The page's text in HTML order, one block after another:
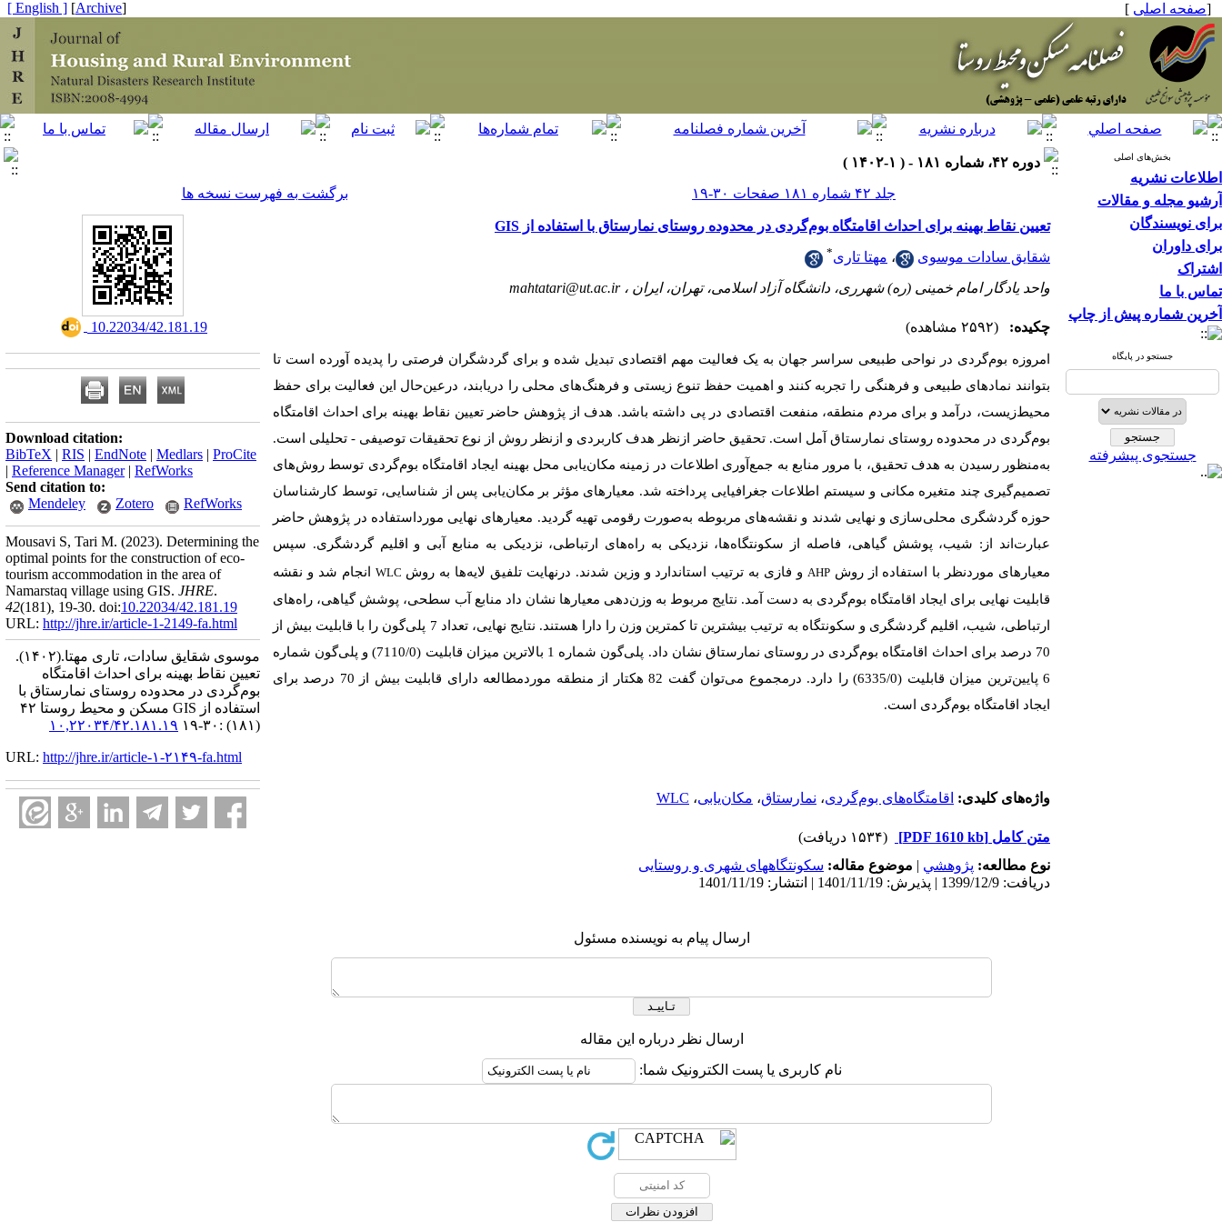
[صفحه اصلی ]
[
Archive
]
[ English ]
بخش‌های اصلی
اطلاعات نشریه
آرشیو مجله و مقالات
برای نویسندگان
برای داوران
اشتراک
تماس با ما
آخرین شماره پیش از چاپ
جستجو در پایگاه
جستجوی پیشرفته
دوره ۴۲، شماره ۱۸۱ - ( ۱-۱۴۰۲ )
جلد ۴۲ شماره ۱۸۱ صفحات ۳۰-۱۹
برگشت به فهرست نسخه ها
تعیین نقاط بهینه برای احداث اقامتگاه بوم‌گردی در محدوده روستای نمارستاق با استفاده از GIS
شقایق سادات موسوی ، مهتا تاری*
واحد یادگار امام خمینی (ره) شهرری، دانشگاه آزاد اسلامی، تهران، ایران ،mahtatari@ut.ac.ir
چکیده: (۲۵۹۲ مشاهده)
امروزه بوم‌گردی در نواحی طبیعی سراسر جهان به یک فعالیت مهم اقتصادی تبدیل شده و برای گردشگران فرصتی را پدیده آورده است تا
بتوانند نمادهای طبیعی و فرهنگی را تجربه کنند و اهمیت حفظ تنوع زیستی و فرهنگ‌های محلی را دریابند، درعین‌حال این فعالیت برای حفظ
محیط‌زیست، درآمد و برای مردم منطقه، منفعت اقتصادی در پی داشته باشد. هدف از پژوهش حاضر تعیین نقاط بهینه برای احداث اقامتگاه
بوم‌گردی در محدوده روستای نمارستاق آمل است. تحقیق حاضر ازنظر هدف کاربردی و ازنظر روش از نوع تحقیقات توصیفی - تحلیلی است.
به‌منظور رسیدن به هدف تحقیق، با مرور منابع به جمع‌آوری اطلاعات در زمینه مکان‌یابی محل بهینه ایجاد اقامتگاه بوم‌گردی توسط روش‌های
تصمیم‌گیری چند متغیره مکانی و سیستم اطلاعات جغرافیایی پرداخته شد. معیارهای مؤثر بر مکان‌یابی پس از شناسایی، توسط کارشناسان
حوزه گردشگری محلی‌سازی و نهایی شدند و نقشه‌های مربوطه به‌صورت رقومی تهیه گردید. معیارهای نهایی مورداستفاده در پژوهش حاضر
عبارت‌اند از: شیب، پوشش گیاهی، فاصله از سکونتگاه‌ها، نزدیکی به راه‌های ارتباطی، نزدیکی به منابع آبی و اقلیم گردشگری. سپس
معیارهای موردنظر با استفاده از روشAHP و فازی به ترتیب استاندارد و وزین ‌شدند. درنهایت تلفیق لایه‌ها به روش WLC
انجام شد و نقشه
قابلیت نهایی برای ایجاد اقامتگاه بوم‌گردی به دست آمد. نتایج مربوط به وزن‌دهی معیارها نشان داد منابع آب سطحی، پوشش گیاهی، راه‌های
ارتباطی، شیب، اقلیم گردشگری و سکونتگاه به ترتیب بیشترین تا کمترین وزن را دارا هستند. نتایج نهایی، تعداد 7 پلی‌گون را با قابلیت بیش از
70 درصد برای احداث اقامتگاه بوم‌گردی در روستای نمارستاق نشان داد. پلی‌گون شماره 1 بالاترین میزان قابلیت (7110/0) و پلی‌گون شماره
6 پایین‌ترین میزان قابلیت (6335/0) را دارد. درمجموع می‌توان گفت 82 هکتار از منطقه موردمطالعه دارای قابلیت بیش از 70 درصد برای
ایجاد اقامتگاه بوم‌گردی است.
واژه‌های کلیدی: اقامتگاه‌های بوم‌گردی، نمارستاق، مکان‌یابی، WLC
متن کامل [PDF 1610 kb]
(۱۵۳۴ دریافت)
نوع مطالعه: پژوهشي | موضوع مقاله: سکونتگاههای شهری و روستایی
دریافت: 1399/12/9 | پذیرش: 1401/11/19 | انتشار: 1401/11/19
ارسال پیام به نویسنده مسئول
ارسال نظر درباره این مقاله
نام کاربری یا پست الکترونیک شما:
‎ 10.22034/42.181.19
Download citation:
BibTeX | RIS | EndNote | Medlars | ProCite
| Reference Manager| RefWorks
Send citation to:
Mendeley
Zotero RefWorks
Mousavi S, Tari M. (2023). Determining the
optimal points for the construction of eco-
tourism accommodation in the area of
Namarstaq village using GIS. JHRE.
42(181), 19-30. doi:10.22034/42.181.19
URL: http://jhre.ir/article-1-2149-fa.html
موسوی شقایق سادات، تاری مهتا.(۱۴۰۲).
تعیین نقاط بهینه برای احداث اقامتگاه
بوم‌گردی در محدوده روستای نمارستاق با
استفاده از GIS مسکن و محیط روستا ۴۲
(۱۸۱) :۳۰-۱۹
۱۰,۲۲۰۳۴/۴۲.۱۸۱.۱۹
URL: http://jhre.ir/article-۱-۲۱۴۹-fa.html